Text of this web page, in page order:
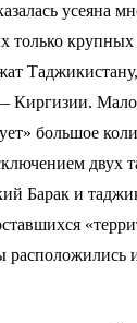
усеяна
только крупных
Киргизии.
большое
двух
Барак и
расположились